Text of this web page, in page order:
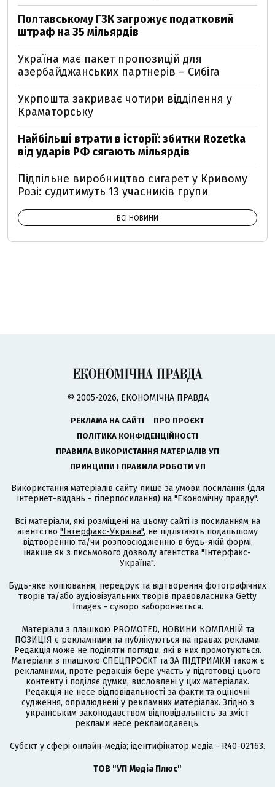
Полтавському ГЗК загрожує податковий
штраф на 35 мільярдів
Україна має пакет пропозицій для
азербайджанських партнерів – Сибіга
Укрпошта закриває чотири відділення у
Краматорську
Найбільші втрати в історії: збитки Rozetka
від ударів РФ сягають мільярдів
Підпільне виробництво сигарет у Кривому
Розі: судитимуть 13 учасників групи
ВСІ НОВИНИ
© 2005-2026, ЕКОНОМІЧНА ПРАВДА
РЕКЛАМА НА САЙТІ
ПРО ПРОЄКТ
ПОЛІТИКА КОНФІДЕНЦІЙНОСТІ
ПРАВИЛА ВИКОРИСТАННЯ МАТЕРІАЛІВ УП
ПРИНЦИПИ І ПРАВИЛА РОБОТИ УП
Використання матеріалів сайту лише за умови посилання (для
інтернет-видань - гіперпосилання) на "Економічну правду".
Всі матеріали, які розміщені на цьому сайті із посиланням на
агентство "Інтерфакс-Україна", не підлягають подальшому
відтворенню та/чи розповсюдженню в будь-якій формі,
інакше як з письмового дозволу агентства "Інтерфакс-
Україна".
Будь-яке копіювання, передрук та відтворення фотографічних
творів та/або аудіовізуальних творів правовласника Getty
Images - суворо забороняється.
Матеріали з плашкою PROMOTED, НОВИНИ КОМПАНІЙ та
ПОЗИЦІЯ є рекламними та публікуються на правах реклами.
Редакція може не поділяти погляди, які в них промотуються.
Матеріали з плашкою СПЕЦПРОЄКТ та ЗА ПІДТРИМКИ також є
рекламними, проте редакція бере участь у підготовці цього
контенту і поділяє думки, висловлені у цих матеріалах.
Редакція не несе відповідальності за факти та оціночні
судження, оприлюднені у рекламних матеріалах. Згідно з
українським законодавством відповідальність за зміст
реклами несе рекламодавець.
Cубєкт у сфері онлайн-медіа; ідентифікатор медіа - R40-02163.
ТОВ "УП Медіа Плюс"